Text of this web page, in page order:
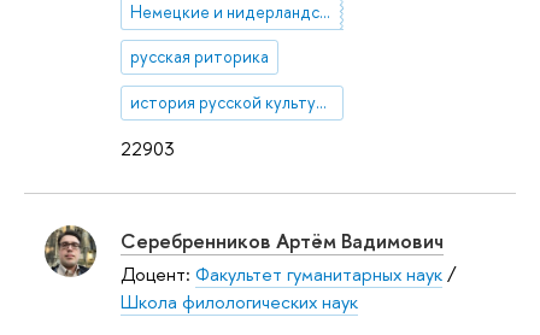
22903
Немецкие и нидерландские диалекты
русская риторика
история русской культуры
Серебренников Артём Вадимович
Доцент: Факультет гуманитарных наук/
Школа филологических наук